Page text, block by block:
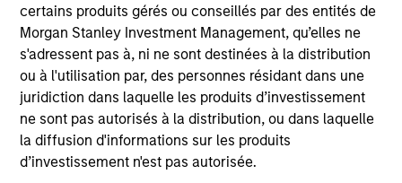
certains produits gérés ou conseillés par des entités de
Morgan Stanley Investment Management, qu’elles ne
s'adressent pas à, ni ne sont destinées à la distribution
ou à l'utilisation par, des personnes résidant dans une
juridiction dans laquelle les produits d’investissement
ne sont pas autorisés à la distribution, ou dans laquelle
la diffusion d'informations sur les produits
d’investissement n'est pas autorisée.
Ranjit has a BE in computer science and
engineering from Punjab University, an MS in
computer science from American University and an
MBA from Northwestern University.